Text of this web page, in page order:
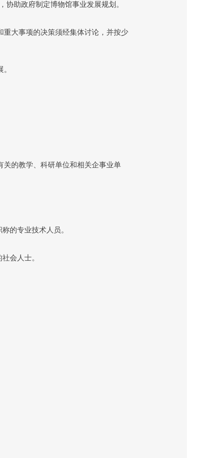
助政府制定博物馆事业发展规划。
大事项的决策须经集体讨论，并按少
的教学、科研单位和相关企事业单
的专业技术人员。
会人士。